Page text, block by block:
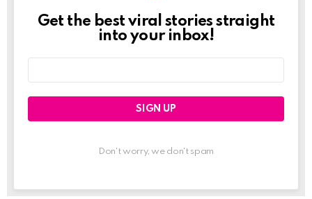
Newslett
Get the best viral stories straight
into your inbox!
Don't worry, we don't spam